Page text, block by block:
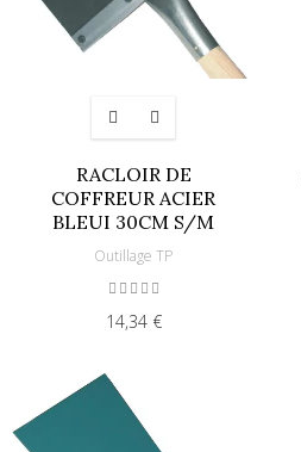
RACLOIR DE
COFFREUR ACIER
BLEUI 30CM S/M
Outillage TP
14,34 €